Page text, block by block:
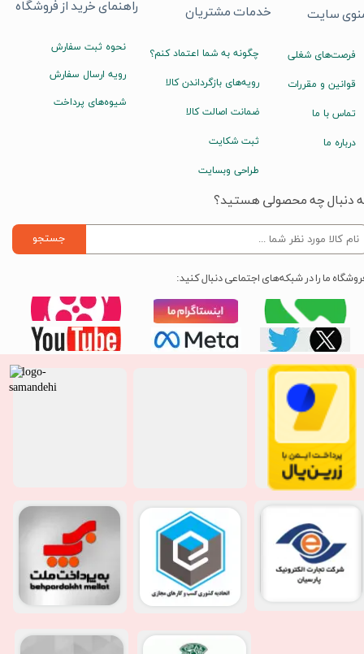
راهنمای خرید از فروشگاه
نحوه ثبت سفارش
رویه ارسال سفارش
شیوه‌های پرداخت
خدمات مشتریان
چگونه به شما اعتماد کنم؟
رویه‌های بازگرداندن کالا
ضمانت اصالت کالا
ثبت شکایت
طراحی وبسایت
سایت
فرصت‌های شغلی
قوانین و مقررات
تماس با ما
درباره ما
دنبال چه محصولی هستید؟
جستجو
ما را در شبکه‌های اجتماعی دنبال کنید: